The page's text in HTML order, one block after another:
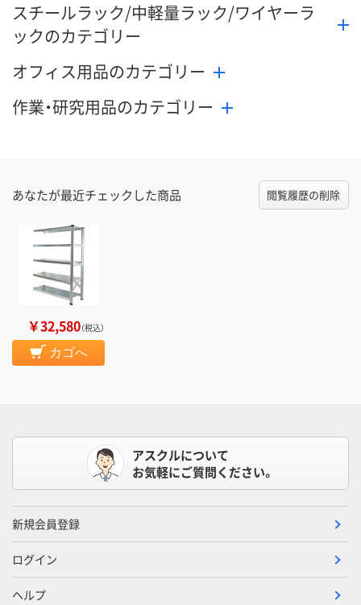
カゴへ カゴへ カ
スチールラック/中軽量ラック/ワイヤーラ
ックのカテゴリー
オフィス用品のカテゴリー
作業・研究用品のカテゴリー
あなたが最近チェックした商品 閲覧履歴の削除
￥32,580（税込）
カゴへ
アスクルについて
お気軽にご質問ください。
新規会員登録
ログイン
ヘルプ